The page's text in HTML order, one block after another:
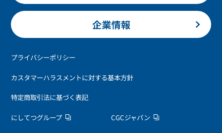
プライバシーポリシー
カスタマーハラスメントに対する基本方針
特定商取引法に基づく表記
にしてつグループ CGCジャパン